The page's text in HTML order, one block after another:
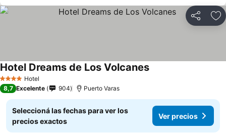
Compartir
4 EstrellasHotel
Hotel Dreams de Los VolcanesVer precios
8,7 Excelente 904 Puerto Varas
Seleccioná las fechas para ver los
precios exactos
Ver precios